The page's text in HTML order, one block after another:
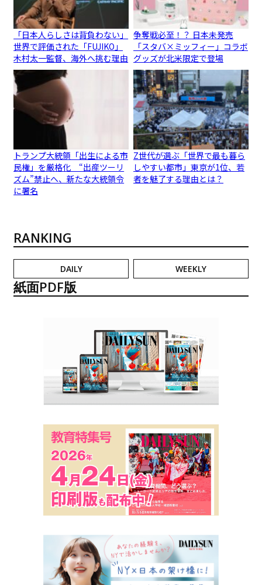
「日本人らしさは背負わない」
世界で評価された「FUJIKO」
木村太一監督、海外へ挑む理由
争奪戦必至！？ 日本未発売
「スタバ×ミッフィー」コラボ
グッズが北米限定で登場
トランプ大統領「出生による市
民権」を厳格化 “出産ツーリ
ズム”禁止へ、新たな大統領令
に署名
Z世代が選ぶ「世界で最も暮ら
しやすい都市」東京が1位、若
者を魅了する理由とは？
RANKING
DAILY WEEKLY
紙面PDF版